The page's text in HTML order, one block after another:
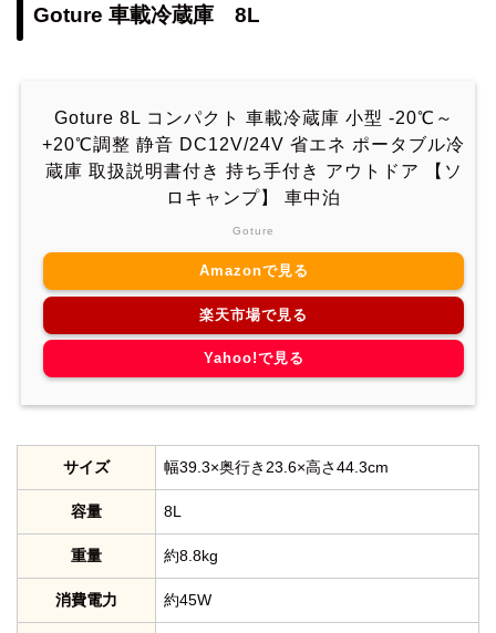
Goture 車載冷蔵庫 8L
Goture 8L コンパクト 車載冷蔵庫 小型 -20℃～
+20℃調整 静音 DC12V/24V 省エネ ポータブル冷
蔵庫 取扱説明書付き 持ち手付き アウトドア 【ソ
ロキャンプ】 車中泊
Goture
Amazonで見る
楽天市場で見る
Yahoo!で見る
サイズ 幅39.3×奥行き23.6×高さ44.3cm
容量 8L
重量 約8.8kg
消費電力 約45W